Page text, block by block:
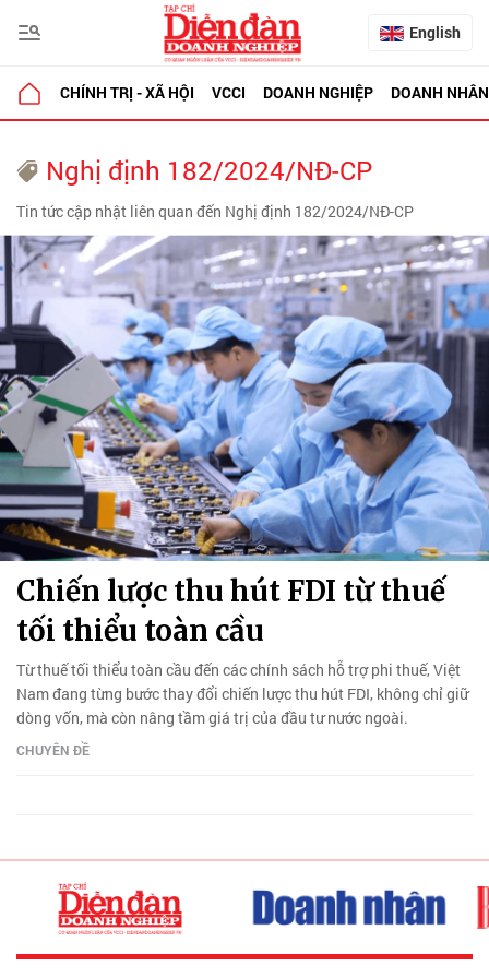
English
CHÍNH TRỊ - XÃ HỘI VCCI DOANH NGHIỆP DOANH NHÂN
Nghị định 182/2024/NĐ-CP
Tin tức cập nhật liên quan đến Nghị định 182/2024/NĐ-CP
Chiến lược thu hút FDI từ thuế
tối thiểu toàn cầu
Từ thuế tối thiểu toàn cầu đến các chính sách hỗ trợ phi thuế, Việt
Nam đang từng bước thay đổi chiến lược thu hút FDI, không chỉ giữ
dòng vốn, mà còn nâng tầm giá trị của đầu tư nước ngoài.
CHUYÊN ĐỀ